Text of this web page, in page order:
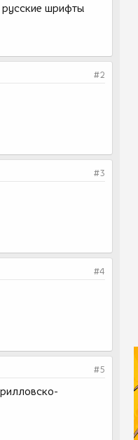
шрифты
#2
#3
#4
#5